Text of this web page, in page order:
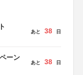
あと 38 日
ーン
あと 38 日